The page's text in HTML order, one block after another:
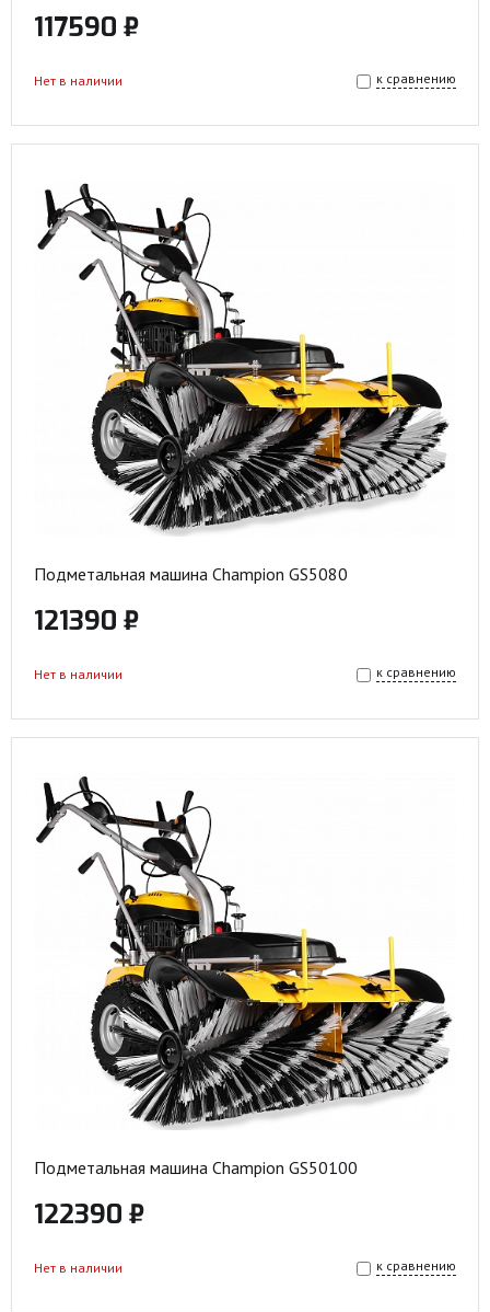
117590 ₽
к сравнению
Нет в наличии
Подметальная машина Champion GS5080
121390 ₽
к сравнению
Нет в наличии
Подметальная машина Champion GS50100
122390 ₽
к сравнению
Нет в наличии